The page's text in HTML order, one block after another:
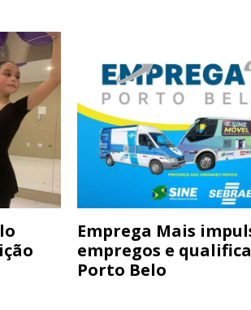
Emprega Mais
empregos e
Porto Belo